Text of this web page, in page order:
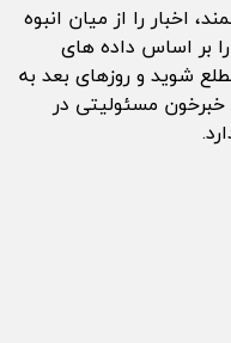
اخبار را از میان انبوه
بر اساس داده های
شوید و روزهای بعد به
مسئولیتی در